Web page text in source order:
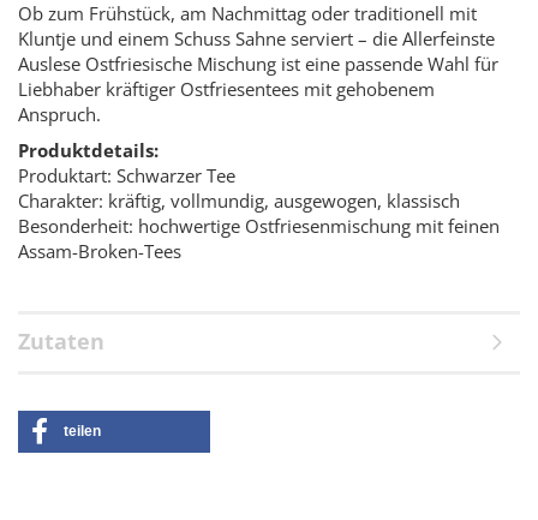
Ob zum Frühstück, am Nachmittag oder traditionell mit
Kluntje und einem Schuss Sahne serviert – die Allerfeinste
Auslese Ostfriesische Mischung ist eine passende Wahl für
Liebhaber kräftiger Ostfriesentees mit gehobenem
Anspruch.
Produktdetails:
Produktart: Schwarzer Tee
Charakter: kräftig, vollmundig, ausgewogen, klassisch
Besonderheit: hochwertige Ostfriesenmischung mit feinen
Assam-Broken-Tees
Zutaten
teilen